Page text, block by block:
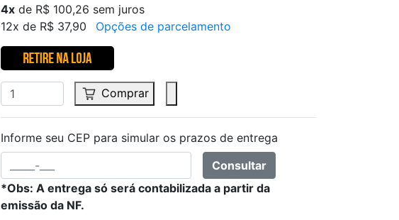
4x de R$ 100,26 sem juros
12x de R$ 37,90
Opções de parcelamento
Comprar
Informe seu CEP para simular os prazos de entrega
Consultar
*Obs: A entrega só será contabilizada a partir da
emissão da NF.